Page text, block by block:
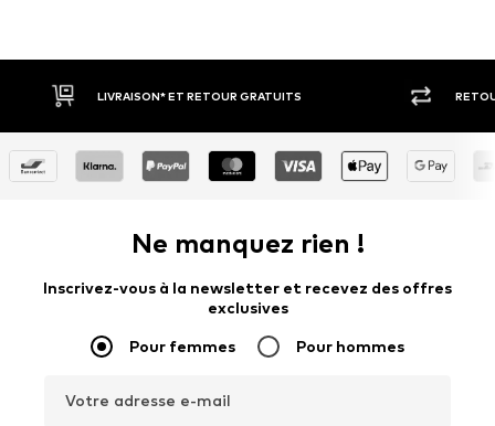
ET RETOUR GRATUITS RETOUR SOUS 30 JOURS
Ne manquez rien !
Inscrivez-vous à la newsletter et recevez des offres
exclusives
Pour femmes Pour hommes
Votre adresse e-mail